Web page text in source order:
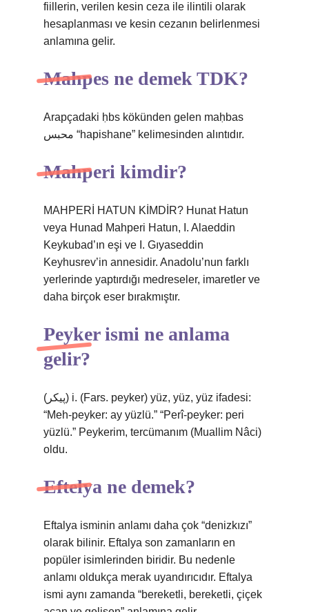
fiillerin, verilen kesin ceza ile ilintili olarak
hesaplanması ve kesin cezanın belirlenmesi
anlamına gelir.
Mahpes ne demek TDK?
Arapçadaki ḥbs kökünden gelen maḥbas
محبس “hapishane” kelimesinden alıntıdır.
Mahperi kimdir?
MAHPERİ HATUN KİMDİR? Hunat Hatun
veya Hunad Mahperi Hatun, I. Alaeddin
Keykubad’ın eşi ve I. Gıyaseddin
Keyhusrev’in annesidir. Anadolu’nun farklı
yerlerinde yaptırdığı medreseler, imaretler ve
daha birçok eser bırakmıştır.
Peyker ismi ne anlama
gelir?
(ﭘﻴﻜﺮ) i. (Fars. peyker) yüz, yüz, yüz ifadesi:
“Meh-peyker: ay yüzlü.” “Perî-peyker: peri
yüzlü.” Peykerim, tercümanım (Muallim Nâci)
oldu.
Eftelya ne demek?
Eftalya isminin anlamı daha çok “denizkızı”
olarak bilinir. Eftalya son zamanların en
popüler isimlerinden biridir. Bu nedenle
anlamı oldukça merak uyandırıcıdır. Eftalya
ismi aynı zamanda “bereketli, bereketli, çiçek